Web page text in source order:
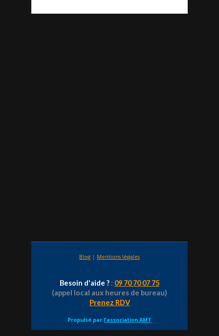
Blog | Mentions légales
Besoin d'aide ? : 09 70 70 07 75
(appel local aux heures de bureau)
Prenez RDV
Propulsé par l'association AMT